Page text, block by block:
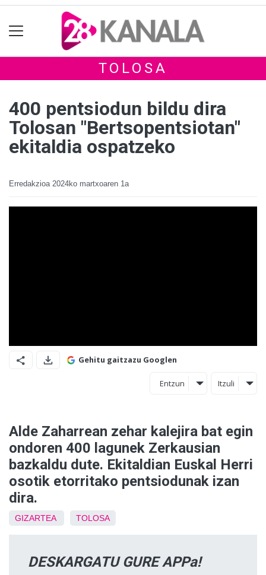
TOLOSA
400 pentsiodun bildu dira
Tolosan "Bertsopentsiotan"
ekitaldia ospatzeko
Erredakzioa 2024ko martxoaren 1a
Gehitu gaitzazu Googlen
Entzun Itzuli
Alde Zaharrean zehar kalejira bat egin
ondoren 400 lagunek Zerkausian
bazkaldu dute. Ekitaldian Euskal Herri
osotik etorritako pentsiodunak izan
dira.
GIZARTEA TOLOSA
DESKARGATU GURE APPa!